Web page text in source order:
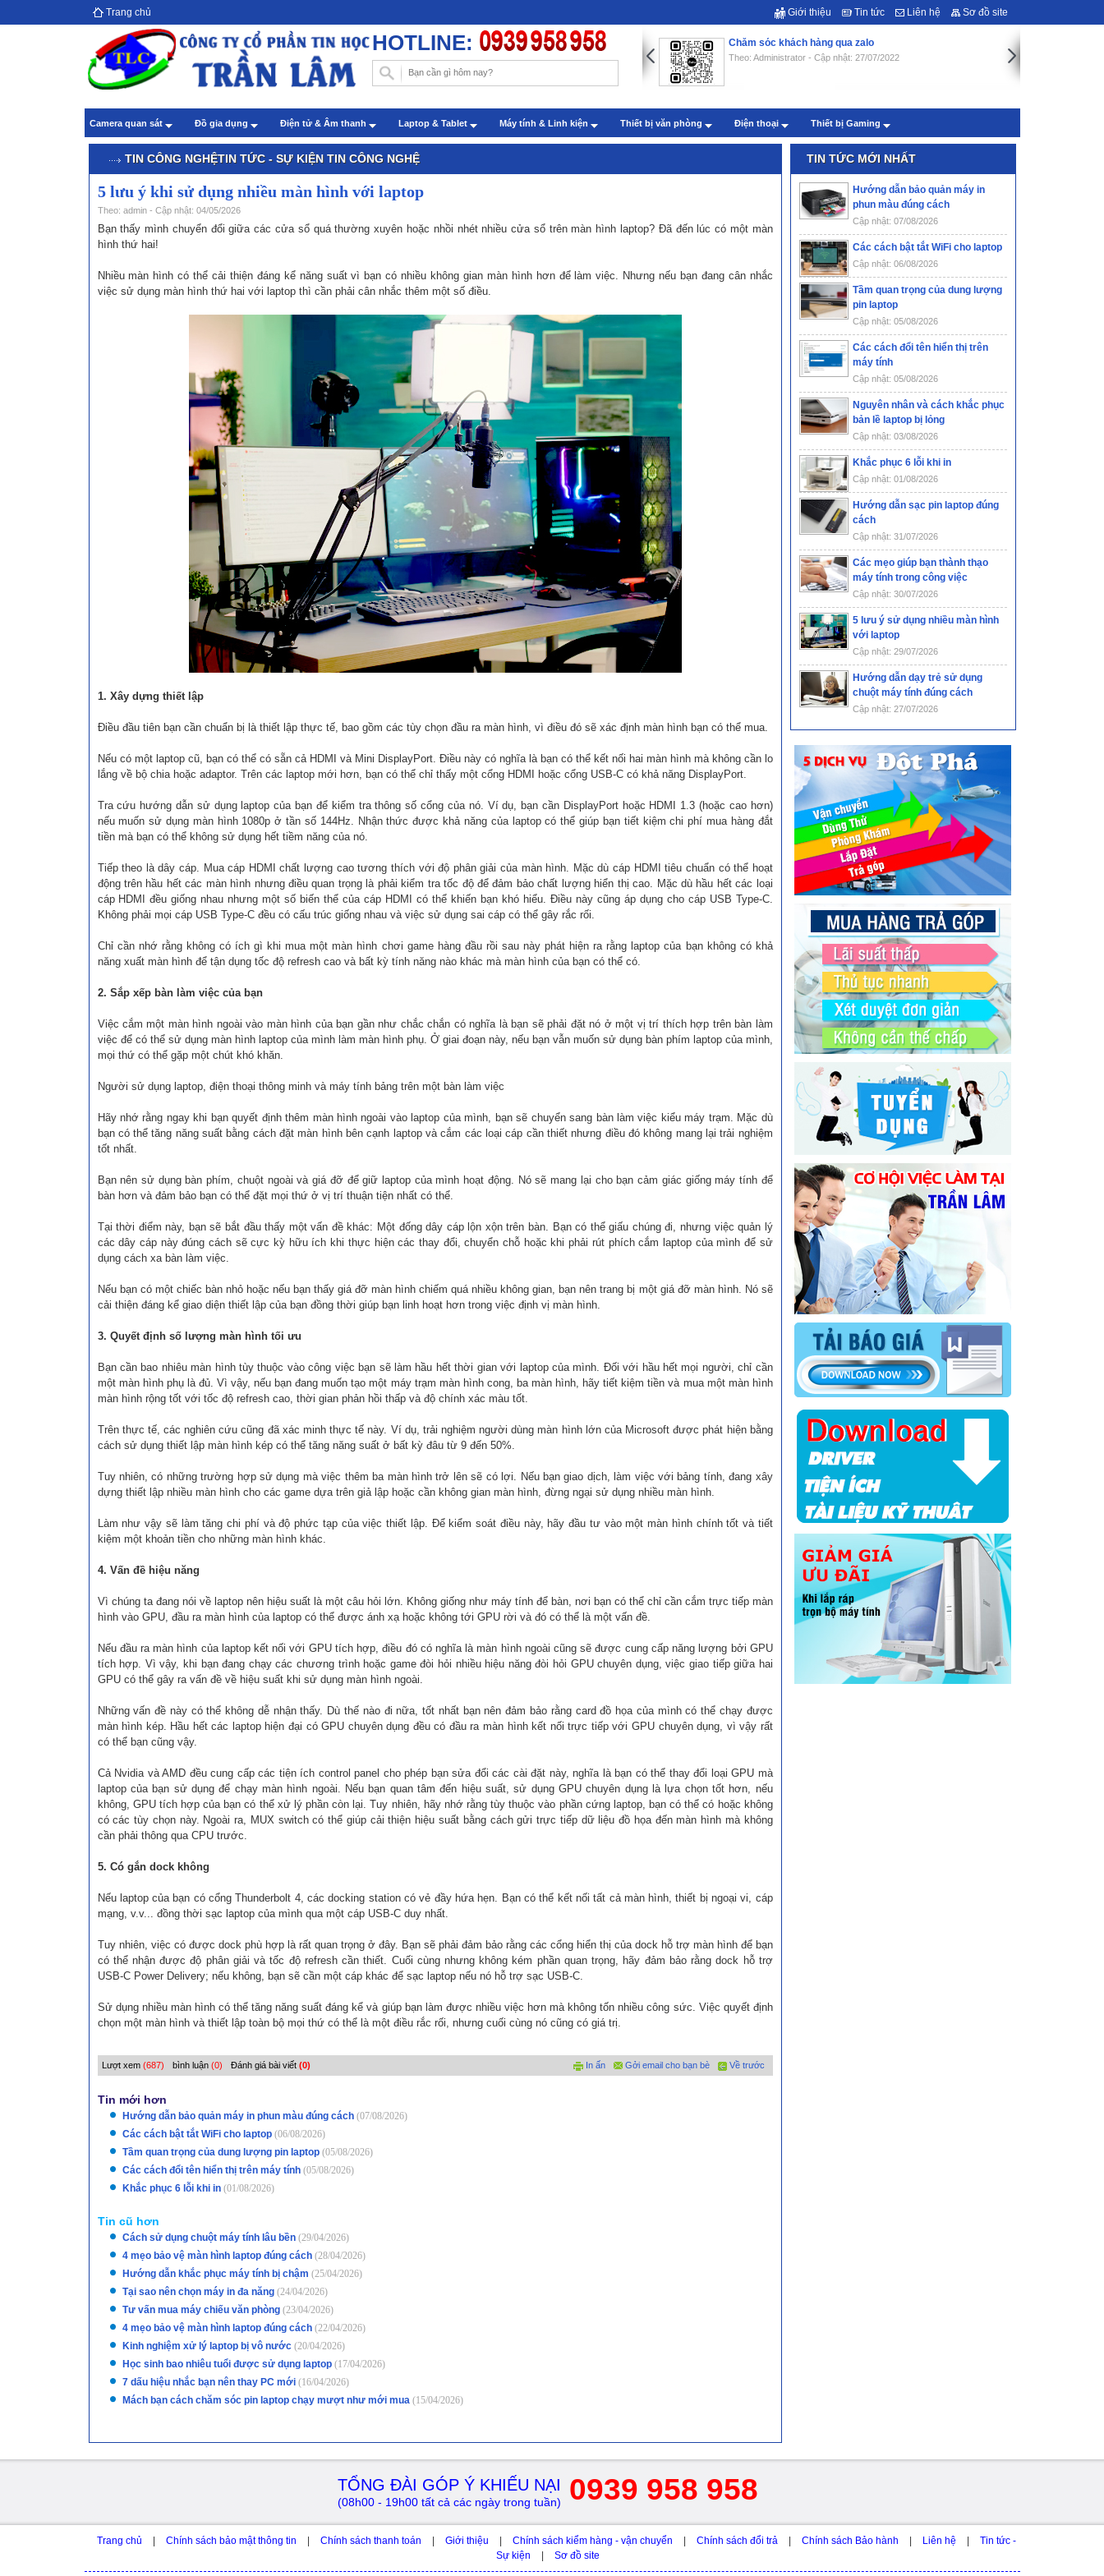
Trang chủ Giới thiệu Tin tức Liên hệ Sơ đồ site
HOTLINE:
Hướng dẫn chèn hình nền trong Word với những thao tác đơn
giản
Theo: Administrator - Cập nhật: 22/07/2019
Chăm sóc khách hàng qua zalo
Theo: Administrator - Cập nhật: 27/07/2022
Chăm sóc khách hàng qua zalo
Theo: Administrator - Cập nhật: 27/07/2022
Camera quan sát Đồ gia dụng Điện tử & Âm thanh Laptop & Tablet Máy tính & Linh kiện Thiết bị văn phòng Điện thoại Thiết bị Gaming
TIN CÔNG NGHỆTIN TỨC - SỰ KIỆN TIN CÔNG NGHỆ
5 lưu ý khi sử dụng nhiều màn hình với laptop
Theo: admin - Cập nhật: 04/05/2026
Bạn thấy mình chuyển đổi giữa các cửa sổ quá thường xuyên hoặc nhồi nhét nhiều cửa sổ trên màn hình laptop? Đã đến lúc có một màn
hình thứ hai!
Nhiều màn hình có thể cải thiện đáng kể năng suất vì bạn có nhiều không gian màn hình hơn để làm việc. Nhưng nếu bạn đang cân nhắc
việc sử dụng màn hình thứ hai với laptop thì cần phải cân nhắc thêm một số điều.
1. Xây dựng thiết lập
Điều đầu tiên bạn cần chuẩn bị là thiết lập thực tế, bao gồm các tùy chọn đầu ra màn hình, vì điều đó sẽ xác định màn hình bạn có thể mua.
Nếu có một laptop cũ, bạn có thể có sẵn cả HDMI và Mini DisplayPort. Điều này có nghĩa là bạn có thể kết nối hai màn hình mà không cần lo
lắng về bộ chia hoặc adaptor. Trên các laptop mới hơn, bạn có thể chỉ thấy một cổng HDMI hoặc cổng USB-C có khả năng DisplayPort.
Tra cứu hướng dẫn sử dụng laptop của bạn để kiểm tra thông số cổng của nó. Ví dụ, bạn cần DisplayPort hoặc HDMI 1.3 (hoặc cao hơn)
nếu muốn sử dụng màn hình 1080p ở tần số 144Hz. Nhận thức được khả năng của laptop có thể giúp bạn tiết kiệm chi phí mua hàng đắt
tiền mà bạn có thể không sử dụng hết tiềm năng của nó.
Tiếp theo là dây cáp. Mua cáp HDMI chất lượng cao tương thích với độ phân giải của màn hình. Mặc dù cáp HDMI tiêu chuẩn có thể hoạt
động trên hầu hết các màn hình nhưng điều quan trọng là phải kiểm tra tốc độ để đảm bảo chất lượng hiển thị cao. Mặc dù hầu hết các loại
cáp HDMI đều giống nhau nhưng một số biến thể của cáp HDMI có thể khiến bạn khó hiểu. Điều này cũng áp dụng cho cáp USB Type-C.
Không phải mọi cáp USB Type-C đều có cấu trúc giống nhau và việc sử dụng sai cáp có thể gây rắc rối.
Chỉ cần nhớ rằng không có ích gì khi mua một màn hình chơi game hàng đầu rồi sau này phát hiện ra rằng laptop của bạn không có khả
năng xuất màn hình để tận dụng tốc độ refresh cao và bất kỳ tính năng nào khác mà màn hình của bạn có thể có.
2. Sắp xếp bàn làm việc của bạn
Việc cắm một màn hình ngoài vào màn hình của bạn gần như chắc chắn có nghĩa là bạn sẽ phải đặt nó ở một vị trí thích hợp trên bàn làm
việc để có thể sử dụng màn hình laptop của mình làm màn hình phụ. Ở giai đoạn này, nếu bạn vẫn muốn sử dụng bàn phím laptop của mình,
mọi thứ có thể gặp một chút khó khăn.
Người sử dụng laptop, điện thoại thông minh và máy tính bảng trên một bàn làm việc
Hãy nhớ rằng ngay khi bạn quyết định thêm màn hình ngoài vào laptop của mình, bạn sẽ chuyển sang bàn làm việc kiểu máy trạm. Mặc dù
bạn có thể tăng năng suất bằng cách đặt màn hình bên cạnh laptop và cắm các loại cáp cần thiết nhưng điều đó không mang lại trải nghiệm
tốt nhất.
Bạn nên sử dụng bàn phím, chuột ngoài và giá đỡ để giữ laptop của mình hoạt động. Nó sẽ mang lại cho bạn cảm giác giống máy tính để
bàn hơn và đảm bảo bạn có thể đặt mọi thứ ở vị trí thuận tiện nhất có thể.
Tại thời điểm này, bạn sẽ bắt đầu thấy một vấn đề khác: Một đống dây cáp lộn xộn trên bàn. Bạn có thể giấu chúng đi, nhưng việc quản lý
các dây cáp này đúng cách sẽ cực kỳ hữu ích khi thực hiện các thay đổi, chuyển chỗ hoặc khi phải rút phích cắm laptop của mình để sử
dụng cách xa bàn làm việc.
Nếu bạn có một chiếc bàn nhỏ hoặc nếu bạn thấy giá đỡ màn hình chiếm quá nhiều không gian, bạn nên trang bị một giá đỡ màn hình. Nó sẽ
cải thiện đáng kể giao diện thiết lập của bạn đồng thời giúp bạn linh hoạt hơn trong việc định vị màn hình.
3. Quyết định số lượng màn hình tối ưu
Bạn cần bao nhiêu màn hình tùy thuộc vào công việc bạn sẽ làm hầu hết thời gian với laptop của mình. Đối với hầu hết mọi người, chỉ cần
một màn hình phụ là đủ. Vì vậy, nếu bạn đang muốn tạo một máy trạm màn hình cong, ba màn hình, hãy tiết kiệm tiền và mua một màn hình
màn hình rộng tốt với tốc độ refresh cao, thời gian phản hồi thấp và độ chính xác màu tốt.
Trên thực tế, các nghiên cứu cũng đã xác minh thực tế này. Ví dụ, trải nghiệm người dùng màn hình lớn của Microsoft được phát hiện bằng
cách sử dụng thiết lập màn hình kép có thể tăng năng suất ở bất kỳ đâu từ 9 đến 50%.
Tuy nhiên, có những trường hợp sử dụng mà việc thêm ba màn hình trở lên sẽ có lợi. Nếu bạn giao dịch, làm việc với bảng tính, đang xây
dựng thiết lập nhiều màn hình cho các game dựa trên giả lập hoặc cần không gian màn hình, đừng ngại sử dụng nhiều màn hình.
Làm như vậy sẽ làm tăng chi phí và độ phức tạp của việc thiết lập. Để kiểm soát điều này, hãy đầu tư vào một màn hình chính tốt và tiết
kiệm một khoản tiền cho những màn hình khác.
4. Vấn đề hiệu năng
Vì chúng ta đang nói về laptop nên hiệu suất là một câu hỏi lớn. Không giống như máy tính để bàn, nơi bạn có thể chỉ cần cắm trực tiếp màn
hình vào GPU, đầu ra màn hình của laptop có thể được ánh xạ hoặc không tới GPU rời và đó có thể là một vấn đề.
Nếu đầu ra màn hình của laptop kết nối với GPU tích hợp, điều đó có nghĩa là màn hình ngoài cũng sẽ được cung cấp năng lượng bởi GPU
tích hợp. Vì vậy, khi bạn đang chạy các chương trình hoặc game đòi hỏi nhiều hiệu năng đòi hỏi GPU chuyên dụng, việc giao tiếp giữa hai
GPU có thể gây ra vấn đề về hiệu suất khi sử dụng màn hình ngoài.
Những vấn đề này có thể không dễ nhận thấy. Dù thế nào đi nữa, tốt nhất bạn nên đảm bảo rằng card đồ họa của mình có thể chạy được
màn hình kép. Hầu hết các laptop hiện đại có GPU chuyên dụng đều có đầu ra màn hình kết nối trực tiếp với GPU chuyên dụng, vì vậy rất
có thể bạn cũng vậy.
Cả Nvidia và AMD đều cung cấp các tiện ích control panel cho phép bạn sửa đổi các cài đặt này, nghĩa là bạn có thể thay đổi loại GPU mà
laptop của bạn sử dụng để chạy màn hình ngoài. Nếu bạn quan tâm đến hiệu suất, sử dụng GPU chuyên dụng là lựa chọn tốt hơn, nếu
không, GPU tích hợp của bạn có thể xử lý phần còn lại. Tuy nhiên, hãy nhớ rằng tùy thuộc vào phần cứng laptop, bạn có thể có hoặc không
có các tùy chọn này. Ngoài ra, MUX switch có thể giúp cải thiện hiệu suất bằng cách gửi trực tiếp dữ liệu đồ họa đến màn hình mà không
cần phải thông qua CPU trước.
5. Có gắn dock không
Nếu laptop của bạn có cổng Thunderbolt 4, các docking station có vẻ đầy hứa hẹn. Bạn có thể kết nối tất cả màn hình, thiết bị ngoại vi, cáp
mạng, v.v... đồng thời sạc laptop của mình qua một cáp USB-C duy nhất.
Tuy nhiên, việc có được dock phù hợp là rất quan trọng ở đây. Bạn sẽ phải đảm bảo rằng các cổng hiển thị của dock hỗ trợ màn hình để bạn
có thể nhận được độ phân giải và tốc độ refresh cần thiết. Cuối cùng nhưng không kém phần quan trọng, hãy đảm bảo rằng dock hỗ trợ
USB-C Power Delivery; nếu không, bạn sẽ cần một cáp khác để sạc laptop nếu nó hỗ trợ sạc USB-C.
Sử dụng nhiều màn hình có thể tăng năng suất đáng kể và giúp bạn làm được nhiều việc hơn mà không tốn nhiều công sức. Việc quyết định
chọn một màn hình và thiết lập toàn bộ mọi thứ có thể là một điều rắc rối, nhưng cuối cùng nó cũng có giá trị.
Lượt xem (687) bình luận (0) Đánh giá bài viết(0) Về trước
Gởi email cho bạn bè
In ấn
Tin mới hơn
Hướng dẫn bảo quản máy in phun màu đúng cách (07/08/2026)
Các cách bật tắt WiFi cho laptop (06/08/2026)
Tầm quan trọng của dung lượng pin laptop (05/08/2026)
Các cách đổi tên hiển thị trên máy tính (05/08/2026)
Khắc phục 6 lỗi khi in (01/08/2026)
Tin cũ hơn
Cách sử dụng chuột máy tính lâu bền (29/04/2026)
4 mẹo bảo vệ màn hình laptop đúng cách (28/04/2026)
Hướng dẫn khắc phục máy tính bị chậm (25/04/2026)
Tại sao nên chọn máy in đa năng (24/04/2026)
Tư vấn mua máy chiếu văn phòng (23/04/2026)
4 mẹo bảo vệ màn hình laptop đúng cách (22/04/2026)
Kinh nghiệm xử lý laptop bị vô nước (20/04/2026)
Học sinh bao nhiêu tuổi được sử dụng laptop (17/04/2026)
7 dấu hiệu nhắc bạn nên thay PC mới (16/04/2026)
Mách bạn cách chăm sóc pin laptop chạy mượt như mới mua (15/04/2026)
TIN TỨC MỚI NHẤT
Hướng dẫn bảo quản máy in
phun màu đúng cách
Cập nhật: 07/08/2026
Các cách bật tắt WiFi cho laptop
Cập nhật: 06/08/2026
Tầm quan trọng của dung lượng
pin laptop
Cập nhật: 05/08/2026
Các cách đổi tên hiển thị trên
máy tính
Cập nhật: 05/08/2026
Nguyên nhân và cách khắc phục
bản lề laptop bị lỏng
Cập nhật: 03/08/2026
Khắc phục 6 lỗi khi in
Cập nhật: 01/08/2026
Hướng dẫn sạc pin laptop đúng
cách
Cập nhật: 31/07/2026
Các mẹo giúp bạn thành thạo
máy tính trong công việc
Cập nhật: 30/07/2026
5 lưu ý sử dụng nhiều màn hình
với laptop
Cập nhật: 29/07/2026
Hướng dẫn dạy trẻ sử dụng
chuột máy tính đúng cách
Cập nhật: 27/07/2026
TỔNG ĐÀI GÓP Ý KHIẾU NẠI
(08h00 - 19h00 tất cả các ngày trong tuần) 0939 958 958
Trang chủ Chính sách bảo mật thông tin Chính sách thanh toán Giới thiệu Chính sách kiểm hàng - vận chuyển Chính sách đổi trả Chính sách Bảo hành Liên hệ
Tin tức -
Sự kiện
Sơ đồ site